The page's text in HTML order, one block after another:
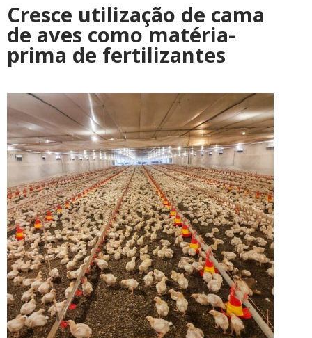
Cresce utilização de cama
de aves como matéria-
prima de fertilizantes